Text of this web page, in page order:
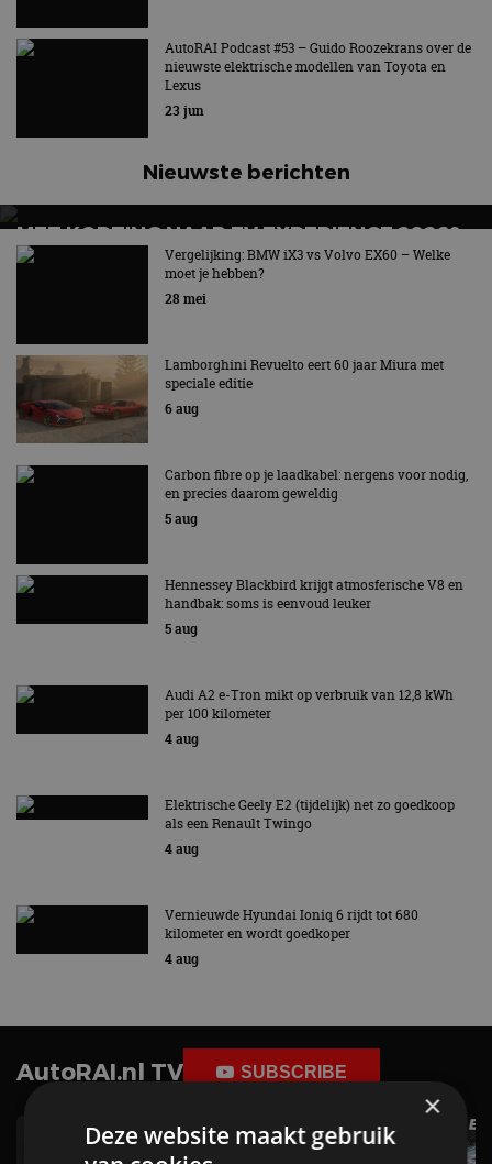
AutoRAI Podcast #53 – Guido Roozekrans over de
nieuwste elektrische modellen van Toyota en
Lexus
23 jun
Nieuwste berichten
MET KORTING NAAR EV EXPERIENCE 2026?
AUTORAI REGELT HET!
EV Experience 2026 van 24 tot 26 september
Vergelijking: BMW iX3 vs Volvo EX60 – Welke
moet je hebben?
28 mei
Lamborghini Revuelto eert 60 jaar Miura met
speciale editie
6 aug
Carbon fibre op je laadkabel: nergens voor nodig,
en precies daarom geweldig
5 aug
Hennessey Blackbird krijgt atmosferische V8 en
handbak: soms is eenvoud leuker
5 aug
Audi A2 e-Tron mikt op verbruik van 12,8 kWh
per 100 kilometer
4 aug
Elektrische Geely E2 (tijdelijk) net zo goedkoop
als een Renault Twingo
4 aug
Vernieuwde Hyundai Ioniq 6 rijdt tot 680
kilometer en wordt goedkoper
4 aug
AutoRAI.nl TV SUBSCRIBE
×
Deze website maakt gebruik